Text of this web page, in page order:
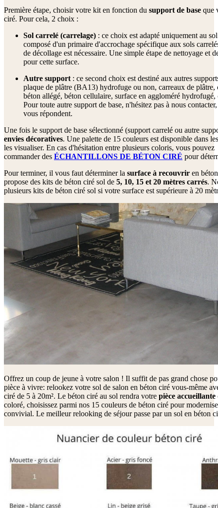
Première étape, choisir votre kit en fonction du support de base que
ciré. Pour cela, 2 choix :
Sol carrelé (carrelage) : ce choix est adapté uniquement au
composé d'un primaire d'accrochage spécifique aux sols
de décollage est nécessaire. Une simple étape de nettoyage et
pour cette surface.
Autre support : ce second choix est destiné aux autres
plaque de plâtre (BA13) hydrofuge ou non, carreaux de plâtre,
béton allégé, béton cellulaire, surface en aggloméré
Pour toute autre support de base, n'hésitez pas à nous
vous répondent.
Une fois le support de base sélectionné (support carrelé ou autre
envies décoratives. Une palette de 15 couleurs est disponible dans
les visualiser. En cas d'hésitation entre plusieurs coloris, vous pouvez
commander des ÉCHANTILLONS DE BÉTON CIRÉ pour
Pour terminer, il vous faut déterminer la surface à recouvrir en
propose des kits de béton ciré sol de 5, 10, 15 et 20 mètres carrés.
plusieurs kits de béton ciré sol si votre surface est supérieure à 20
Offrez un coup de jeune à votre salon ! Il suffit de pas grand chose
pièce à vivre: relookez votre sol de salon en béton ciré vous-même
ciré de 5 à 20m². Le béton ciré au sol rendra votre pièce accueillante
coloré, choisissez parmi nos 15 couleurs de béton ciré pour
convivial. Le meilleur relooking de séjour passe par un sol en béton